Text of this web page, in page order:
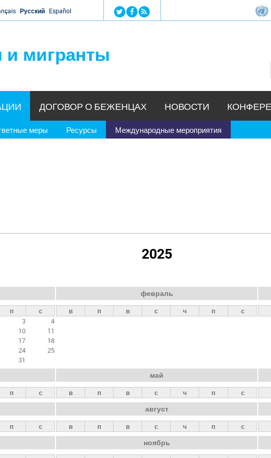
Jump to navigation
Русский Español
мигранты
меры Ресурсы Международные мероприятия
ДОГОВОР О БЕЖЕНЦАХ НОВОСТИ
2025
п
с
3
4
10
11
17
18
24
25
31
февраль
в п в с ч п с
п с
май
в п в с ч п с
п с
август
в п в с ч п с
ноябрь